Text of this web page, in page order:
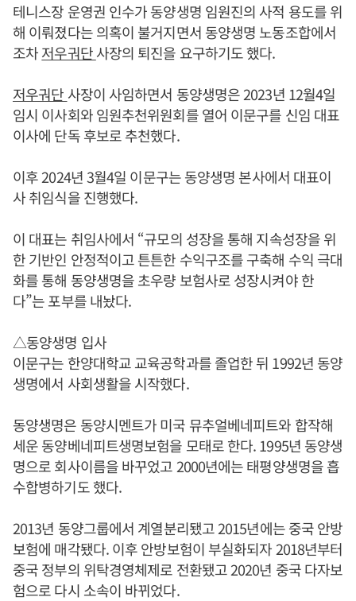
테니스장 운영권 인수가 동양생명 임원진의 사적 용도를 위
해 이뤄졌다는 의혹이 불거지면서 동양생명 노동조합에서
조차저우궈단사장의 퇴진을 요구하기도 했다.
저우궈단 사장이 사임하면서 동양생명은 2023년 12월4일
임시 이사회와 임원추천위원회를 열어 이문구를 신임 대표
이사에 단독 후보로 추천했다.
이후 2024년 3월4일 이문구는 동양생명 본사에서 대표이
사 취임식을 진행했다.
이 대표는 취임사에서 “규모의 성장을 통해 지속성장을 위
한 기반인 안정적이고 튼튼한 수익구조를 구축해 수익 극대
화를 통해 동양생명을 초우량 보험사로 성장시켜야 한
다”는 포부를 내놨다.
△동양생명 입사
이문구는 한양대학교 교육공학과를 졸업한 뒤 1992년 동양
생명에서 사회생활을 시작했다.
동양생명은 동양시멘트가 미국 뮤추얼베네피트와 합작해
세운 동양베네피트생명보험을 모태로 한다. 1995년 동양생
명으로 회사이름을 바꾸었고 2000년에는 태평양생명을 흡
수합병하기도 했다.
2013년 동양그룹에서 계열분리됐고 2015년에는 중국 안방
보험에 매각됐다. 이후 안방보험이 부실화되자 2018년부터
중국 정부의 위탁경영체제로 전환됐고 2020년 중국 다자보
험으로 다시 소속이 바뀌었다.